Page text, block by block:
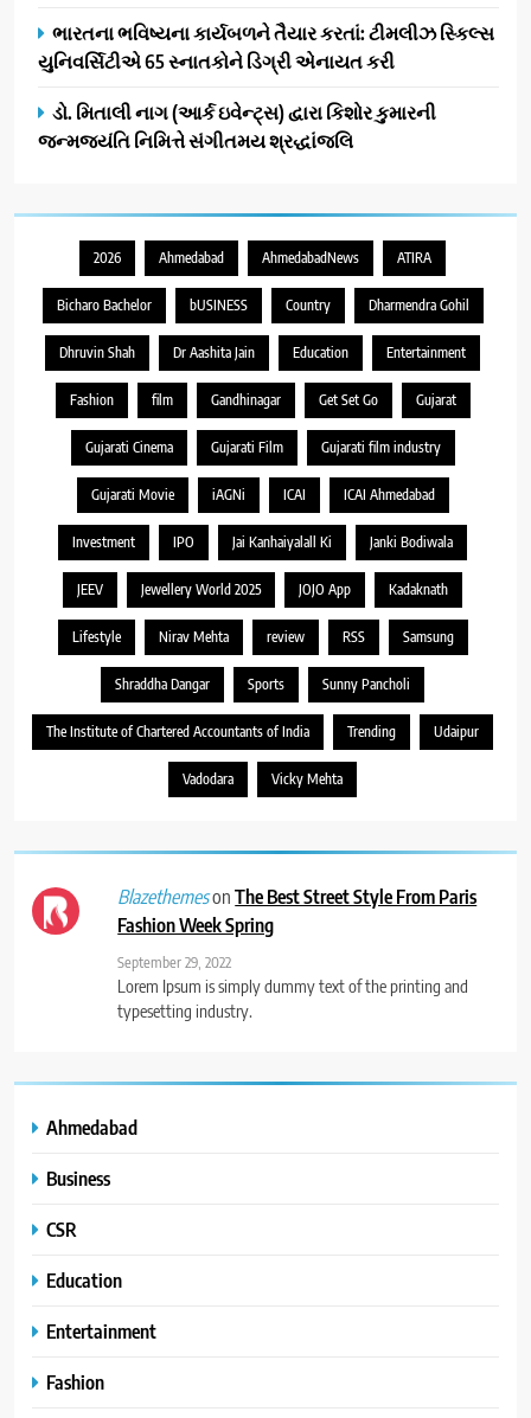
ભારતના ભવિષ્યના કાર્યબળને તૈયાર કરતાં: ટીમલીઝ સ્કિલ્સ
યુનિવર્સિટીએ 65 સ્નાતકોને ડિગ્રી એનાયત કરી
ડો. મિતાલી નાગ (આર્ક ઇવેન્ટ્સ) દ્વારા કિશોર કુમારની
જન્મજયંતિ નિમિત્તે સંગીતમય શ્રદ્ધાંજલિ
2026 Ahmedabad AhmedabadNews ATIRA
Bicharo Bachelor bUSINESS Country Dharmendra Gohil
Dhruvin Shah Dr Aashita Jain Education Entertainment
Fashion film Gandhinagar Get Set Go Gujarat
Gujarati Cinema Gujarati Film Gujarati film industry
Gujarati Movie iAGNi ICAI ICAI Ahmedabad
Investment IPO Jai Kanhaiyalall Ki Janki Bodiwala
JEEV Jewellery World 2025 JOJO App Kadaknath
Lifestyle Nirav Mehta review RSS Samsung
Shraddha Dangar Sports Sunny Pancholi
The Institute of Chartered Accountants of India Trending Udaipur
Vadodara Vicky Mehta
BlazethemesonThe Best Street Style From Paris
Fashion Week Spring
September 29, 2022
Lorem Ipsum is simply dummy text of the printing and
typesetting industry.
Ahmedabad
Business
CSR
Education
Entertainment
Fashion